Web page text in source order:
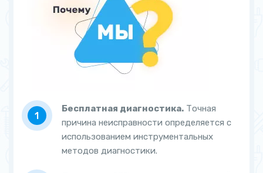
Бесплатная диагностика. Точная
причина неисправности определяется с
использованием инструментальных
методов диагностики.